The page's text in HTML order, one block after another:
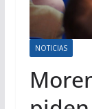
NOTICIAS